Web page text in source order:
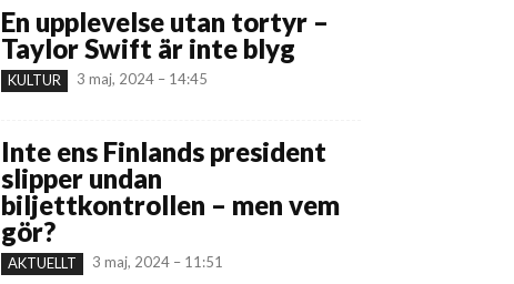
En upplevelse utan tortyr –
Taylor Swift är inte blyg
KULTUR 3 maj, 2024 – 14:45
Inte ens Finlands president
slipper undan
biljettkontrollen – men vem
gör?
AKTUELLT 3 maj, 2024 – 11:51